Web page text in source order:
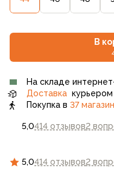
5,0414 отзывов2
В
5,0414 отзывов2
На складе
Доставка
Покупка в 37